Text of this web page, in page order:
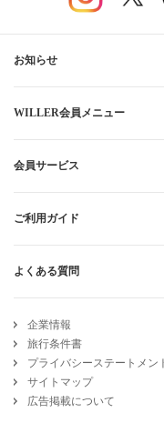
お知らせ
WILLER会員メニュー
会員サービス
ご利用ガイド
よくある質問
企業情報
旅行条件書
プライバシーステートメン
サイトマップ
広告掲載について